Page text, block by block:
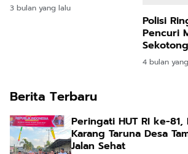
3 bulan yang lalu
Polisi
Pencuri
Dua
Diamankan
4 bulan
Berita Terbaru
Peringati HUT RI ke-
Karang Taruna Desa
Jalan Sehat